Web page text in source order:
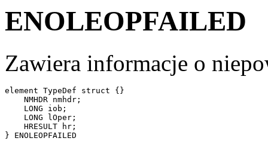
ENOLEOPFAILED
Zawiera informacje o
element TypeDef struct {}
    NMHDR nmhdr;
    LONG iob;
    LONG lOper;
    HRESULT hr;
} ENOLEOPFAILED